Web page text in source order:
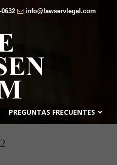
0632 info@lawservlegal.com
PREGUNTAS FRECUENTES